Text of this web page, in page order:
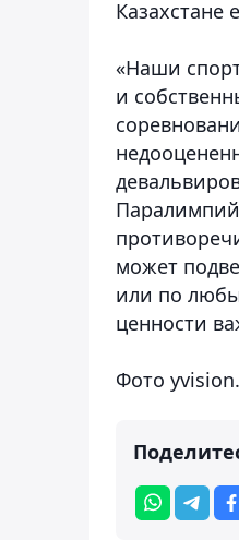
«Наши
и
может
или по
ценности
Фото